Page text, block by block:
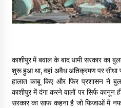
May 16, 2022
Thought Of The
May 13, 2022
काशीपुर में बवाल के बाद धामी सरकार का
शुरू हुआ था, वहां अवैध अतिक्रमण पर सीधा
हालात काबू किए और फिर प्रशासन ने
काशीपुर में दंगा करने वालों पर सिर्फ कानून
सरकार का साफ कहना है जो फिजाओं में